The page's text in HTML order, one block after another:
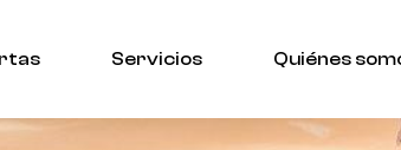
Servicios Quiénes